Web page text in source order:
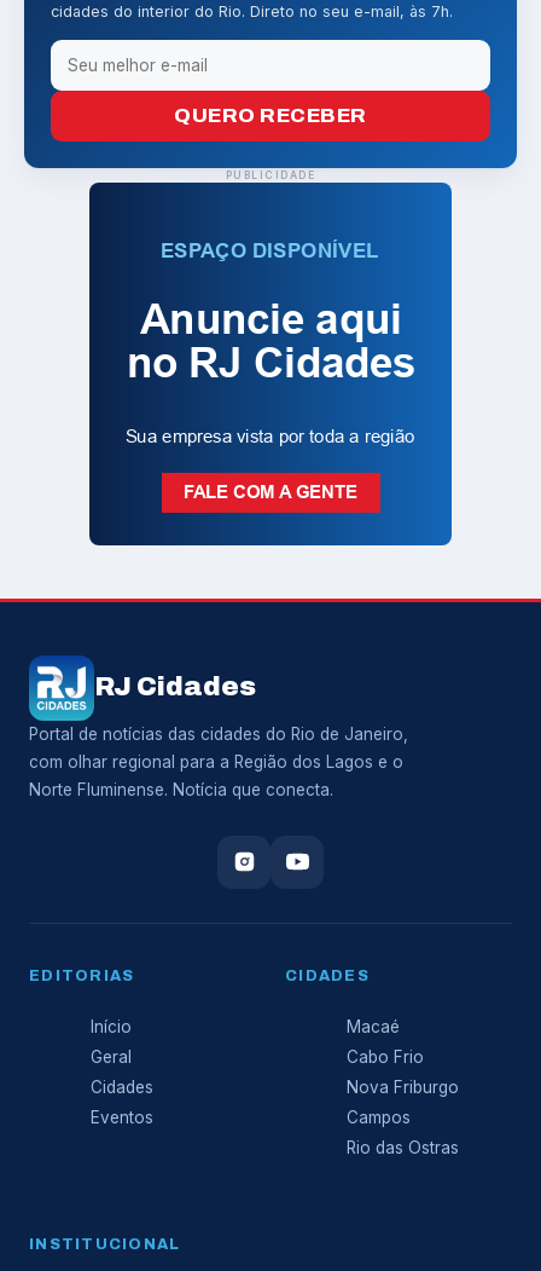
cidades do interior do Rio. Direto no seu e-mail, às 7h.
QUERO RECEBER
PUBLICIDADE
RJ Cidades
Portal de notícias das cidades do Rio de Janeiro,
com olhar regional para a Região dos Lagos e o
Norte Fluminense. Notícia que conecta.
EDITORIAS
Início
Geral
Cidades
Eventos
CIDADES
Macaé
Cabo Frio
Nova Friburgo
Campos
Rio das Ostras
INSTITUCIONAL